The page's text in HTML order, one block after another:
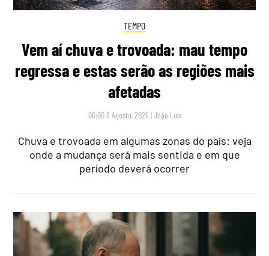
TEMPO
Vem aí chuva e trovoada: mau tempo
regressa e estas serão as regiões mais
afetadas
06:00 8 Agosto, 2026 |João Luís
Chuva e trovoada em algumas zonas do país: veja
onde a mudança será mais sentida e em que
período deverá ocorrer